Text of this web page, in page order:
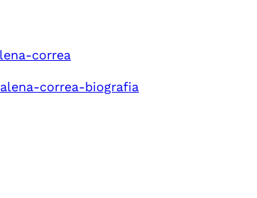
correa
correa-biografia